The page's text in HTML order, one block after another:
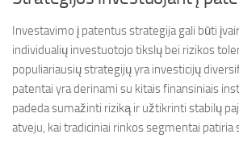
Investavimo į patentus strategija gali būti
individualių investuotojo tikslų bei rizikos
populiariausių strategijų yra investicijų
patentai yra derinami su kitais finansiniais
padeda sumažinti riziką ir užtikrinti stabilų
atveju, kai tradiciniai rinkos segmentai patiria